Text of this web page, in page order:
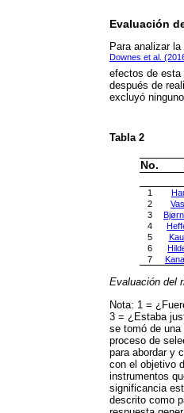
Evaluación
Para analizar
Downes et al.
efectos de esta
después de
excluyó
Tabla 2
No.
1
2
3
4
5
6
7
Evaluación del
Nota: 1 =
3 = ¿Estaba
se tomó de una
proceso de
para abordar y
con el objetivo
instrumentos
significancia
descrito como